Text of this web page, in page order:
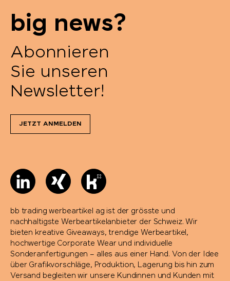
big news?
Abonnieren
Sie unseren
Newsletter!
JETZT ANMELDEN
bb trading werbeartikel ag ist der grösste und
nachhaltigste Werbeartikelanbieter der Schweiz. Wir
bieten kreative Giveaways, trendige Werbeartikel,
hochwertige Corporate Wear und individuelle
Sonderanfertigungen – alles aus einer Hand. Von der Idee
über Grafikvorschläge, Produktion, Lagerung bis hin zum
Versand begleiten wir unsere Kundinnen und Kunden mit